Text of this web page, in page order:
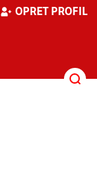
OPRET PROFIL